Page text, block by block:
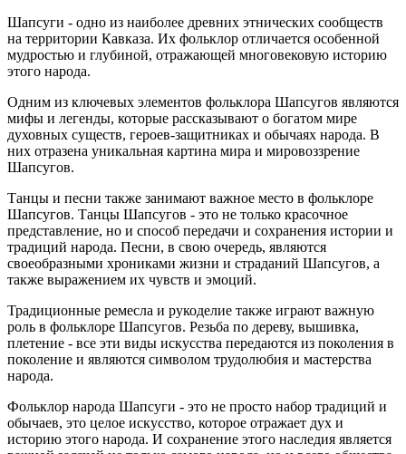
Шапсуги - одно из наиболее древних этнических сообществ
на территории Кавказа. Их фольклор отличается особенной
мудростью и глубиной, отражающей многовековую историю
этого народа.
Одним из ключевых элементов фольклора Шапсугов являются
мифы и легенды, которые рассказывают о богатом мире
духовных существ, героев-защитниках и обычаях народа. В
них отразена уникальная картина мира и мировоззрение
Шапсугов.
Танцы и песни также занимают важное место в фольклоре
Шапсугов. Танцы Шапсугов - это не только красочное
представление, но и способ передачи и сохранения истории и
традиций народа. Песни, в свою очередь, являются
своеобразными хрониками жизни и страданий Шапсугов, а
также выражением их чувств и эмоций.
Традиционные ремесла и рукоделие также играют важную
роль в фольклоре Шапсугов. Резьба по дереву, вышивка,
плетение - все эти виды искусства передаются из поколения в
поколение и являются символом трудолюбия и мастерства
народа.
Фольклор народа Шапсуги - это не просто набор традиций и
обычаев, это целое искусство, которое отражает дух и
историю этого народа. И сохранение этого наследия является